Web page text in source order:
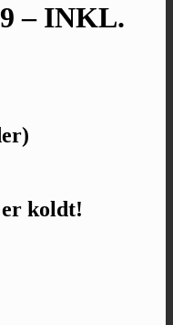
– INKL.
koldt!